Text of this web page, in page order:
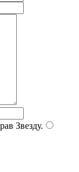
Звезду.